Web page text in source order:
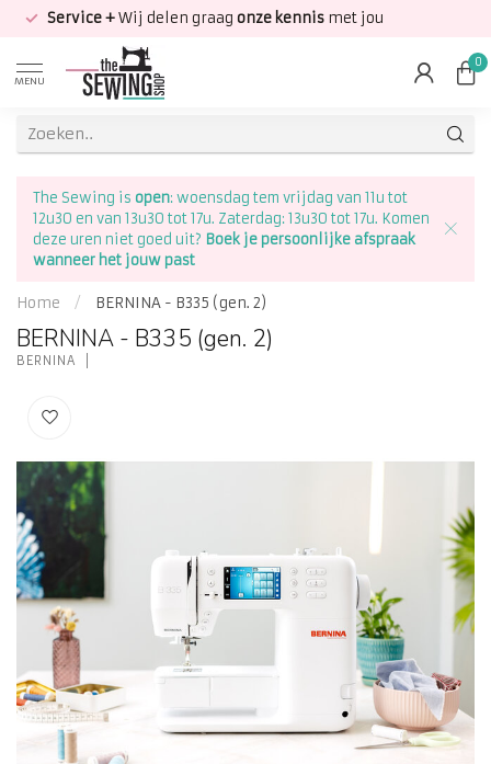
Service +Wij delen graag onze kennis met jou
MENU
0
The Sewing is open: woensdag tem vrijdag van 11u tot
12u30 en van 13u30 tot 17u. Zaterdag: 13u30 tot 17u. Komen
deze uren niet goed uit? Boek je persoonlijke afspraak
wanneer het jouw past
Home / BERNINA - B335 (gen. 2)
BERNINA - B335 (gen. 2)
BERNINA